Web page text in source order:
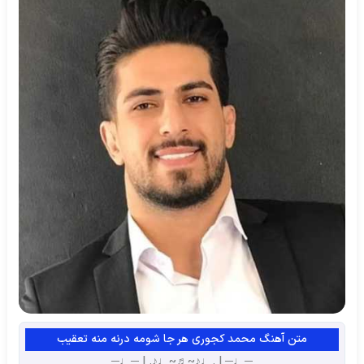
متن آهنگ محمد کجوری هر جا شومه درنه منه تعقیب